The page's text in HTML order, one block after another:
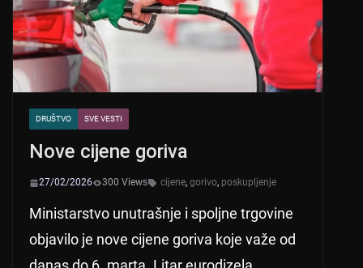
k
DRUŠTVO SVE VESTI
Nove cijene goriva
27/02/2026 300 Views cijene, gorivo, poskupljenje
Ministarstvo unutrašnje i spoljne trgovine
objavilo je nove cijene goriva koje važe od